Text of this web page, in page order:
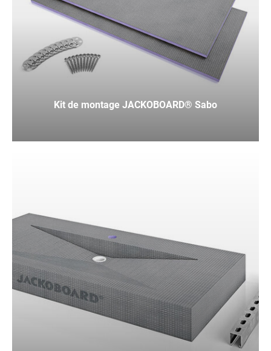
Kit de montage JACKOBOARD® Sabo